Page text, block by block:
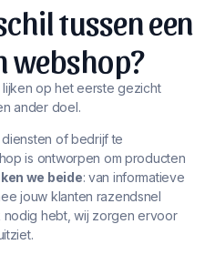
tussen een
webshop?
op het eerste gezicht
ander doel.
of bedrijf te
is ontworpen om producten
we beide: van informatieve
jouw klanten razendsnel
hebt, wij zorgen ervoor